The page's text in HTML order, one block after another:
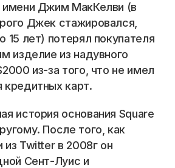
имени Джим МакКелви (в
Джек стажировался,
15 лет) потерял покупателя
изделие из надувного
из-за того, что не имел
кредитных карт.
история основания Square
После того, как
Twitter в 2008г он
Сент-Луис и